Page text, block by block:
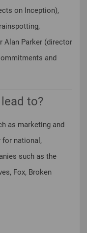
on Inception),
Alan Parker (director
and
to?
as marketing and
for national,
such as the
Fox, Broken